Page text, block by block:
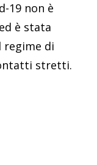
19 non è
è stata
di
stretti.